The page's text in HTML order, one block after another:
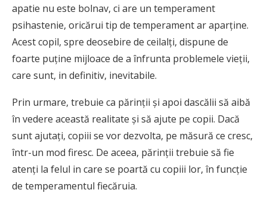
apatie nu este bolnav, ci are un temperament
psihastenie, oricărui tip de temperament ar aparţine.
Acest copil, spre deosebire de ceilalţi, dispune de
foarte puţine mijloace de a înfrunta problemele vieţii,
care sunt, in definitiv, inevitabile.
Prin urmare, trebuie ca părinţii şi apoi dascălii să aibă
în vedere această realitate şi să ajute pe copii. Dacă
sunt ajutaţi, copiii se vor dezvolta, pe măsură ce cresc,
într-un mod firesc. De aceea, părinţii trebuie să fie
atenţi la felul in care se poartă cu copiii lor, în funcţie
de temperamentul fiecăruia.